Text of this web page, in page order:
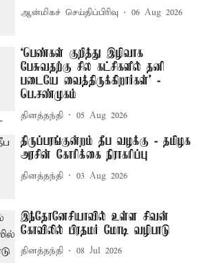
ஆன்மிகச் செய்திப்பிரிவு 06 Aug 2026
‘பெண்கள் குறித்து இழிவாக
பேசுவதற்கு சில கட்சிகளில் தனி
படையே வைத்திருக்கிறார்கள்’ -
பெ.சண்முகம்
தினத்தந்தி 05 Aug 2026
திருப்பரங்குன்றம் தீப வழக்கு - தமிழக
அரசின் கோரிக்கை நிராகரிப்பு
தினத்தந்தி 03 Aug 2026
இந்தோனேசியாவில் உள்ள சிவன்
கோவிலில் பிரதமர் மோடி வழிபாடு
தினத்தந்தி 08 Jul 2026